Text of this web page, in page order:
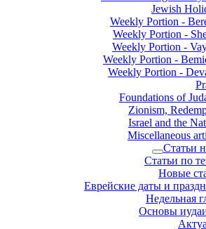
Jewish
Weekly Portion -
Weekly Portion -
Weekly Portion -
Weekly Portion -
Weekly Portion -
Foundations of
Zionism,
Israel and the
Miscellaneous
Статьи
Статьи по
Новые
Еврейские даты и
Недельная
Основы